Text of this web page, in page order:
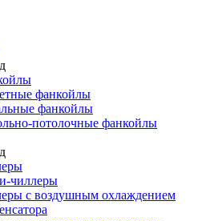
фанкойлы
фанкойлы
потолочные фанкойлы
чиллеры
с воздушным охлаждением